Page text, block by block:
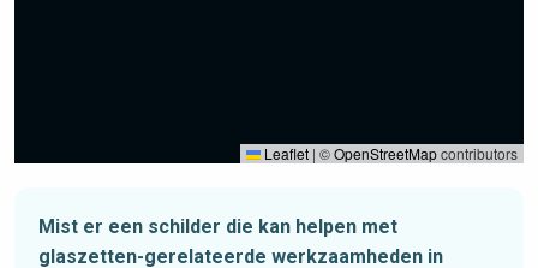
Leaflet | ©OpenStreetMapcontributors
Mist er een schilder die kan helpen met
glaszetten-gerelateerde werkzaamheden in